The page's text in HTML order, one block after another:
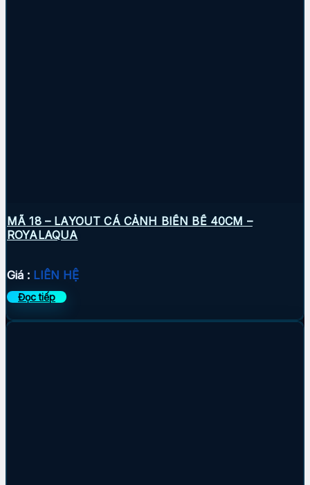
MÃ 18 – LAYOUT CÁ CẢNH BIỂN BỂ 40CM –
ROYALAQUA
Giá : LIÊN HỆ
Đọc tiếp